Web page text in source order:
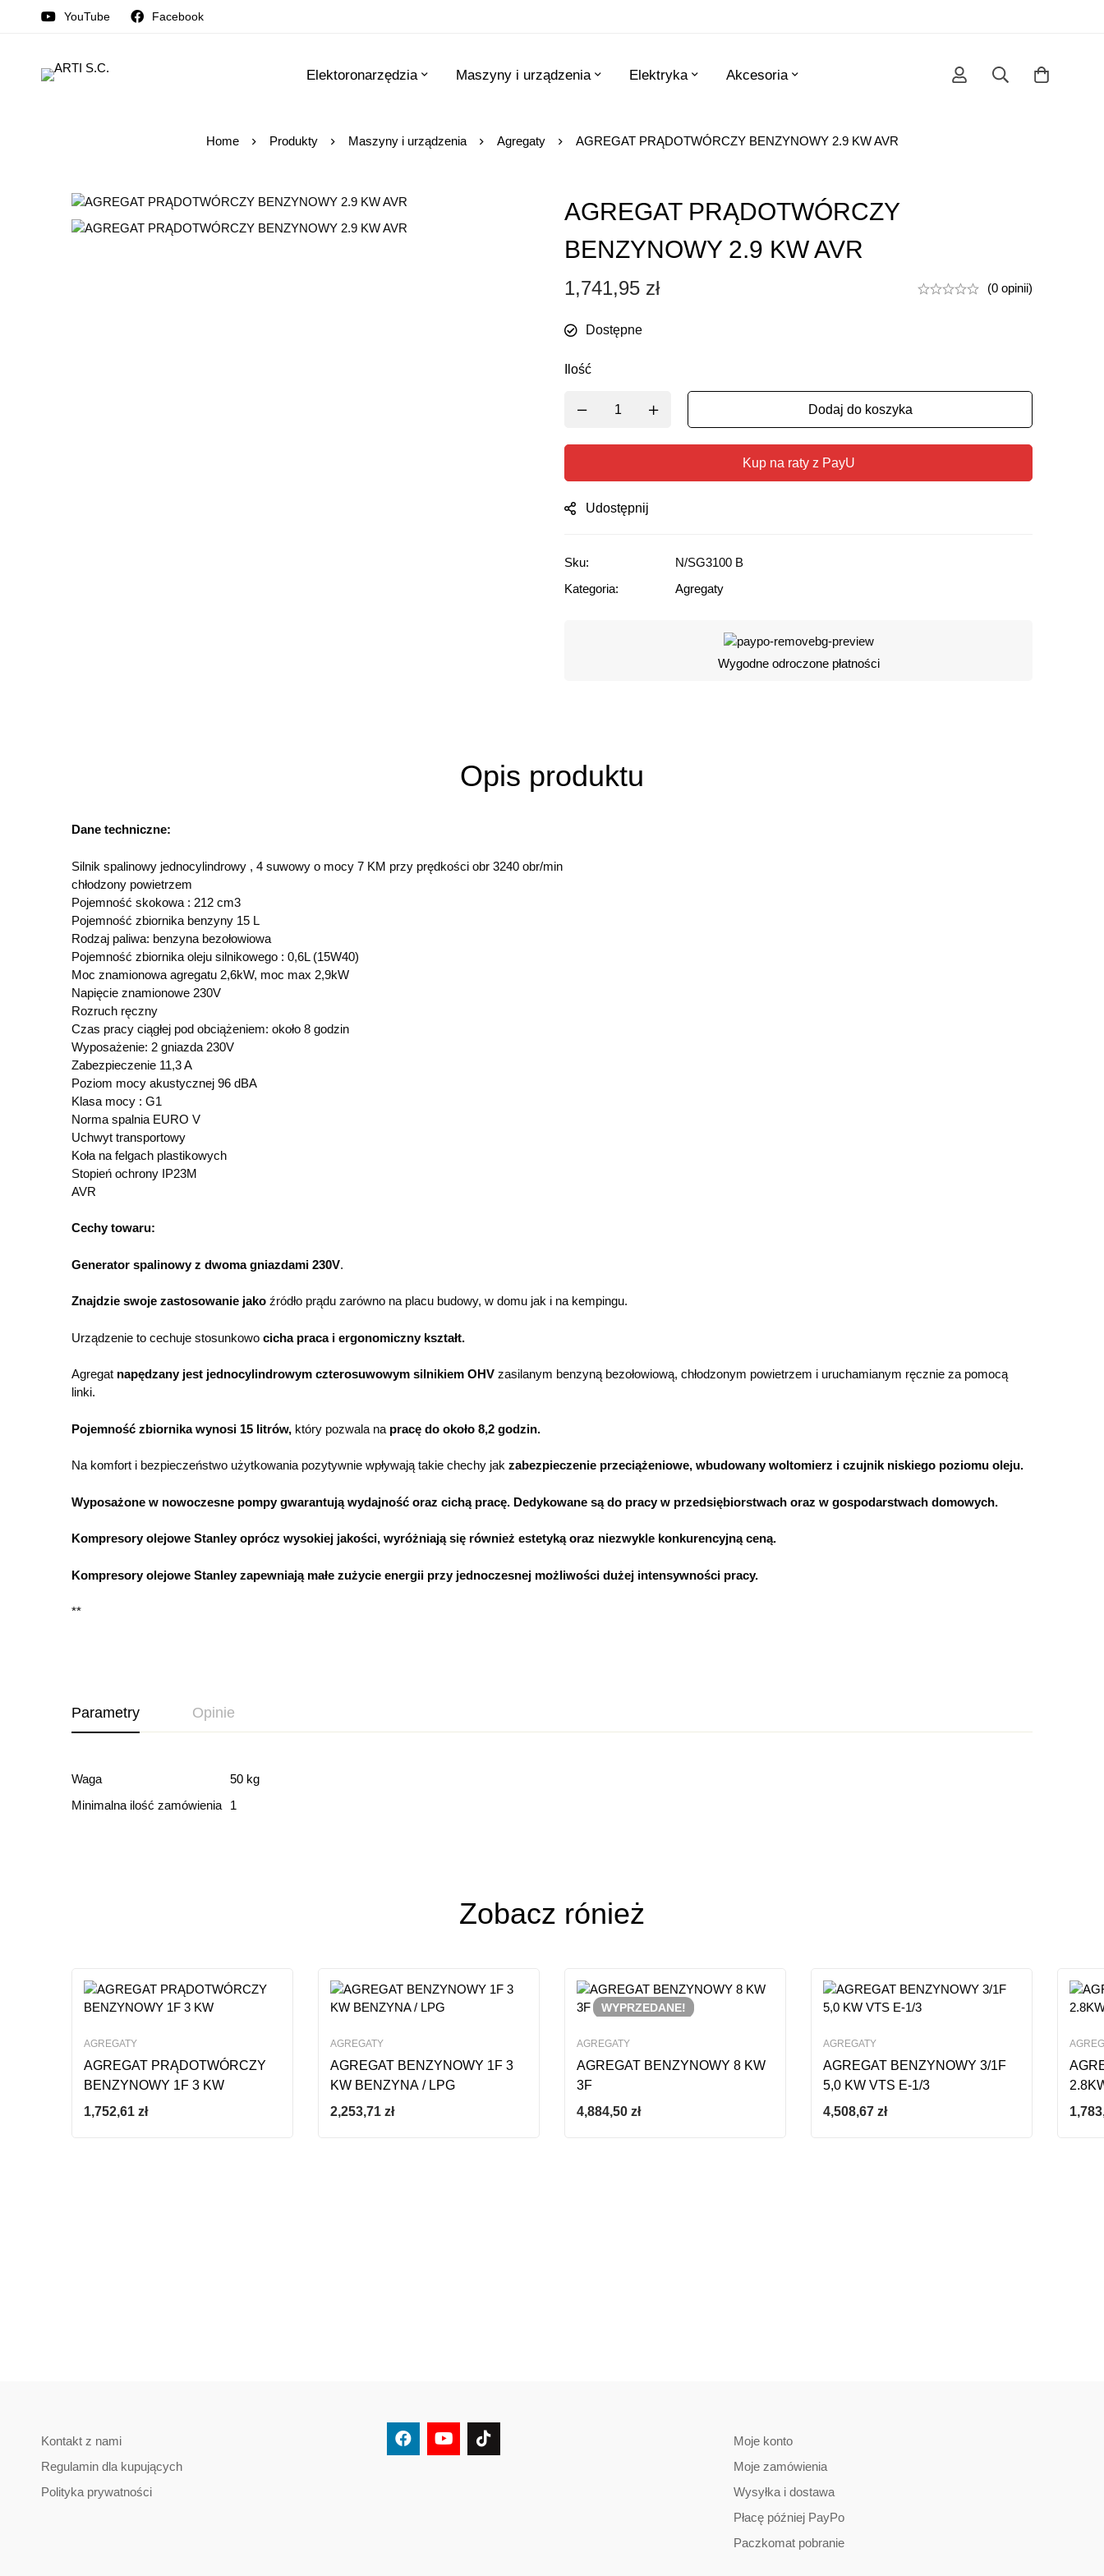
YouTube Facebook
Elektoronarzędzia Maszyny i urządzenia Elektryka Akcesoria
Home Produkty Maszyny i urządzenia Agregaty AGREGAT PRĄDOTWÓRCZY BENZYNOWY 2.9 KW AVR
AGREGAT PRĄDOTWÓRCZY
BENZYNOWY 2.9 KW AVR
1,741,95 zł (0 opinii)
Dostępne
Ilość
Dodaj do koszyka
Kup na raty z PayU
Udostępnij
Sku:
N/SG3100 B
Kategoria:
Agregaty
Wygodne odroczone płatności
Opis produktu
Dane techniczne:
Silnik spalinowy jednocylindrowy , 4 suwowy o mocy 7 KM przy prędkości obr 3240 obr/min
chłodzony powietrzem
Pojemność skokowa : 212 cm3
Pojemność zbiornika benzyny 15 L
Rodzaj paliwa: benzyna bezołowiowa
Pojemność zbiornika oleju silnikowego : 0,6L (15W40)
Moc znamionowa agregatu 2,6kW, moc max 2,9kW
Napięcie znamionowe 230V
Rozruch ręczny
Czas pracy ciągłej pod obciążeniem: około 8 godzin
Wyposażenie: 2 gniazda 230V
Zabezpieczenie 11,3 A
Poziom mocy akustycznej 96 dBA
Klasa mocy : G1
Norma spalnia EURO V
Uchwyt transportowy
Koła na felgach plastikowych
Stopień ochrony IP23M
AVR
Cechy towaru:
Generator spalinowy z dwoma gniazdami 230V.
Znajdzie swoje zastosowanie jako źródło prądu zarówno na placu budowy, w domu jak i na kempingu.
Urządzenie to cechuje stosunkowo cicha praca i ergonomiczny kształt.
Agregat napędzany jest jednocylindrowym czterosuwowym silnikiem OHV zasilanym benzyną bezołowiową, chłodzonym powietrzem i uruchamianym ręcznie za pomocą
linki.
Pojemność zbiornika wynosi 15 litrów, który pozwala na pracę do około 8,2 godzin.
Na komfort i bezpieczeństwo użytkowania pozytywnie wpływają takie chechy jak zabezpieczenie przeciążeniowe, wbudowany woltomierz i czujnik niskiego poziomu oleju.
Wyposażone w nowoczesne pompy gwarantują wydajność oraz cichą pracę. Dedykowane są do pracy w przedsiębiorstwach oraz w gospodarstwach domowych.
Kompresory olejowe Stanley oprócz wysokiej jakości, wyróżniają się również estetyką oraz niezwykle konkurencyjną ceną.
Kompresory olejowe Stanley zapewniają małe zużycie energii przy jednoczesnej możliwości dużej intensywności pracy.
**
Parametry Opinie
Waga
50 kg
Minimalna ilość zamówienia
1
Ocena i recenzja
Zobacz rónież
AGREGATY
AGREGAT PRĄDOTWÓRCZY
BENZYNOWY 1F 3 KW
1,752,61 zł
AGREGATY
AGREGAT BENZYNOWY 1F 3
KW BENZYNA / LPG
2,253,71 zł
WYPRZEDANE!
AGREGATY
AGREGAT BENZYNOWY 8 KW
3F
4,884,50 zł
AGREGATY
AGREGAT BENZYNOWY 3/1F
5,0 KW VTS E-1/3
4,508,67 zł
Kontakt z nami
Regulamin dla kupujących
Polityka prywatności
Moje konto
Moje zamówienia
Wysyłka i dostawa
Płacę później PayPo
Paczkomat pobranie